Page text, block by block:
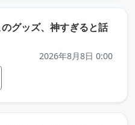
のグッズ、神すぎると話
2026年8月8日 0:00